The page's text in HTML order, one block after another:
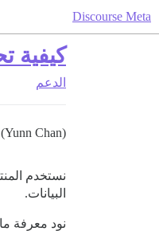
Discourse Meta
كيفية
الدعم
(Yunn Chan)
البيانات.
نود معرفة